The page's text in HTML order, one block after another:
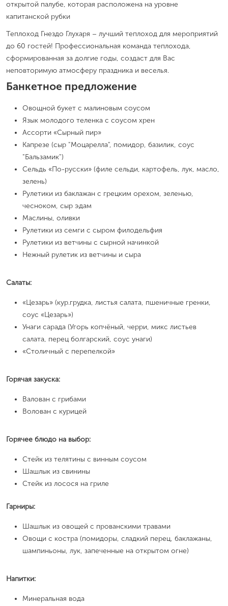
открытой палубе, которая расположена на уровне
капитанской рубки
Теплоход Гнездо Глухаря – лучший теплоход для мероприятий
до 60 гостей! Профессиональная команда теплохода,
сформированная за долгие годы, создаст для Вас
неповторимую атмосферу праздника и веселья.
Банкетное предложение
Овощной букет с малиновым соусом
Язык молодого теленка с соусом хрен
Ассорти «Сырный пир»
Капрезе (сыр "Моцарелла", помидор, базилик, соус
"Бальзамик")
Сельдь «По-русски» (филе сельди, картофель, лук, масло,
зелень)
Рулетики из баклажан с грецким орехом, зеленью,
чесноком, сыр эдам
Маслины, оливки
Рулетики из семги с сыром филодельфия
Рулетики из ветчины с сырной начинкой
Нежный рулетик из ветчины и сыра
Салаты:
«Цезарь» (кур.грудка, листья салата, пшеничные гренки,
соус «Цезарь»)
Унаги сарада (Угорь копчёный, черри, микс листьев
салата, перец болгарский, соус унаги)
«Столичный с перепелкой»
Горячая закуска:
Валован с грибами
Волован с курицей
Горячее блюдо на выбор:
Стейк из телятины с винным соусом
Шашлык из свинины
Стейк из лосося на гриле
Гарниры:
Шашлык из овощей с прованскими травами
Овощи с костра (помидоры, сладкий перец, баклажаны,
шампиньоны, лук, запеченные на открытом огне)
Напитки:
Минеральная вода